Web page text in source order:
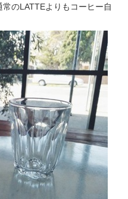
のLATTEよりもコーヒー自